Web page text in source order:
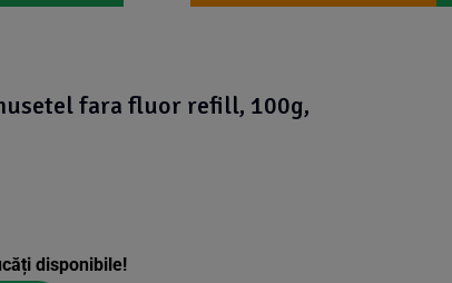
fara fluor refill, 100g,
disponibile!